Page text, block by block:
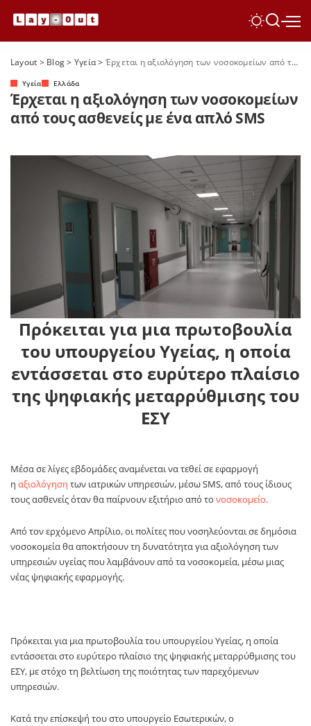
Layout > Blog> Yγεία> Έρχεται η αξιολόγηση των νοσοκομείων από τους ασθενείς με ένα απλό SMS
Yγεία Ελλάδα
Έρχεται η αξιολόγηση των νοσοκομείων
από τους ασθενείς με ένα απλό SMS
Πρόκειται για μια πρωτοβουλία
του υπουργείου Υγείας, η οποία
εντάσσεται στο ευρύτερο πλαίσιο
της ψηφιακής μεταρρύθμισης του
ΕΣΥ
Μέσα σε λίγες εβδομάδες αναμένεται να τεθεί σε εφαρμογή
η αξιολόγηση των ιατρικών υπηρεσιών, μέσω SMS, από τους ίδιους
τους ασθενείς όταν θα παίρνουν εξιτήριο από το νοσοκομείο.
Από τον ερχόμενο Απρίλιο, οι πολίτες που νοσηλεύονται σε δημόσια
νοσοκομεία θα αποκτήσουν τη δυνατότητα για αξιολόγηση των
υπηρεσιών υγείας που λαμβάνουν από τα νοσοκομεία, μέσω μιας
νέας ψηφιακής εφαρμογής.
Πρόκειται για μια πρωτοβουλία του υπουργείου Υγείας, η οποία
εντάσσεται στο ευρύτερο πλαίσιο της ψηφιακής μεταρρύθμισης του
ΕΣΥ, με στόχο τη βελτίωση της ποιότητας των παρεχόμενων
υπηρεσιών.
Κατά την επίσκεψή του στο υπουργείο Εσωτερικών, ο